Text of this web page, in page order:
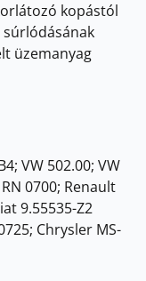
kopástól
üzemanyag
VW 502.00; VW
0700; Renault
9.55535-Z2
Chrysler MS-